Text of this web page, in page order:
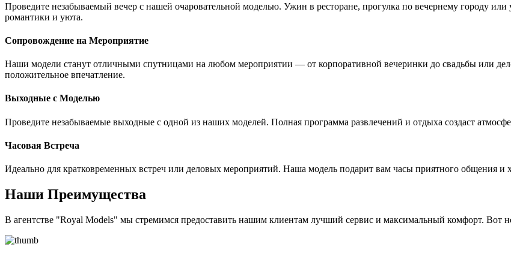
Проведите незабываемый вечер с нашей очаровательной моделью. Ужин в ресторане, прогулка по вечернему городу
романтики и уюта.
Сопровождение на Мероприятие
Наши модели станут отличными спутницами на любом мероприятии — от корпоративной вечеринки до свадьбы или
положительное впечатление.
Выходные с Моделью
Проведите незабываемые выходные с одной из наших моделей. Полная программа развлечений и отдыха создаст
Часовая Встреча
Идеально для кратковременных встреч или деловых мероприятий. Наша модель подарит вам часы приятного общения и
Наши Преимущества
В агентстве "Royal Models" мы стремимся предоставить нашим клиентам лучший сервис и максимальный комфорт. Вот